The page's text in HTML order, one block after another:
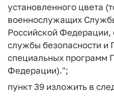
установленного цвета
военнослужащих
Российской Федерации,
службы безопасности и
специальных программ
Федерации).";
пункт 39 изложить в